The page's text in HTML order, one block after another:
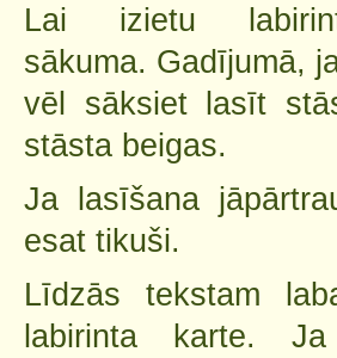
Lai izietu
sākuma. Gadījumā,
vēl sāksiet lasīt
stāsta beigas.
Ja lasīšana
esat tikuši.
Līdzās tekstam
labirinta karte.